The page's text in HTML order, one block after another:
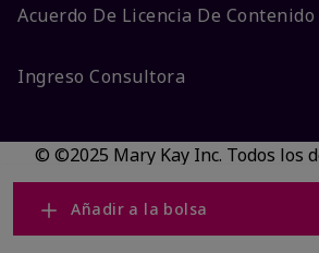
Añadir a la bolsa
Acuerdo De Licencia De Contenido
Ingreso Consultora
© ©2025 Mary Kay Inc. Todos los
reservados.
No vender/Preferencias de